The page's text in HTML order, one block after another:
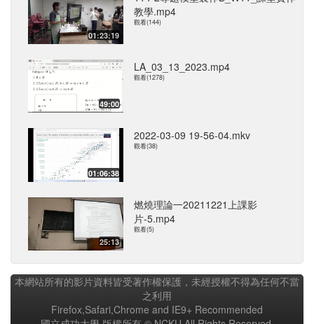
01:23:19
教學.mp4
觀看(144)
49:00
LA_03_13_2023.mp4
觀看(1278)
01:06:38
2022-03-09 19-56-04.mkv
觀看(38)
25:13
燃燒理論一20211221上課影
片-5.mp4
觀看(5)
本網站所有的影片資料皆受著作權保護，未經授權不得為任何不當
之利用
Firefox,Safari,Chrome and IE9+ Recommended